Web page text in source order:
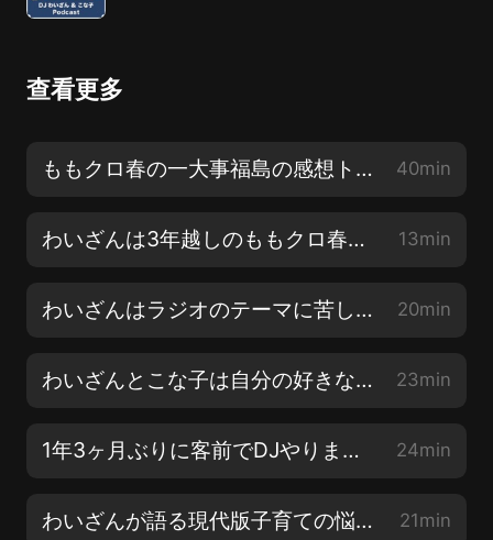
查看更多
ももクロ春の一大事福島の感想トーク! 40min
わいざんは3年越しのももクロ春の一大事を楽しみにしているらしい 13min
わいざんはラジオのテーマに苦しんでいるようです… 20min
わいざんとこな子は自分の好きなことに正直でいたいと思います 23min
1年3ヶ月ぶりに客前でDJやりました 24min
わいざんが語る現代版子育ての悩み〜TikTok編〜 21min